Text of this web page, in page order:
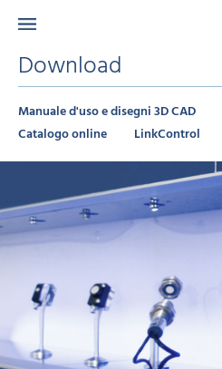
Download
Manuale d'uso e disegni 3D CAD
Catalogo online
LinkControl